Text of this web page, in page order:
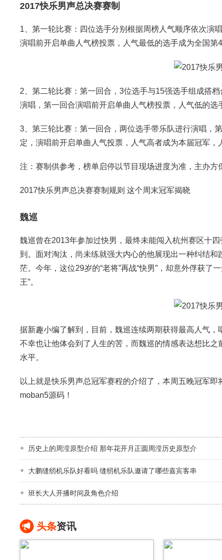
2017快乐男声总决赛赛制
1、第一轮比赛：四位选手分别根据周榜人气顺序依次演
演唱前开启单曲人气榜投票，人气最低的选手成为全国第
2、第二轮比赛：第一回合，3位选手与15强选手组成搭
演唱，第一回合演唱前开启单曲人气榜投票，人气低的选
3、第三轮比赛：第一回合，两位选手带乐队进行演唱，
定，演唱前开启单曲人气投票，人气高者成为本届冠军，
注：赛制供参考，榜单启停以节目现场进度为准，主办方
2017快乐男声总决赛赛制规则 这个周末冠军揭晓
魏巡
魏巡曾在2013年参加过快男，最终未能闯入杭州赛区十
到。面对淘汰，尚未练就强大内心的他展现出一种纠结
茫。今年，这位29岁的“老将”再战“快男”，却意外俘获
王”。
据新趣小编了解到，目前，魏巡连续两期获得最高人气
不幸也让他体会到了人生的苦，而魏巡的情感表达想比
水平。
以上就是快乐男声总冠军赛程的介绍了，本周五晚冠军
moban5源码！
历史上的周滢原型介绍 那年花开月正圆周滢历史原型介
大鹏缝纫机乐队好看吗 缝纫机乐队邀请了哪些嘉宾客串
班长大人开播时间及角色介绍
头条资讯